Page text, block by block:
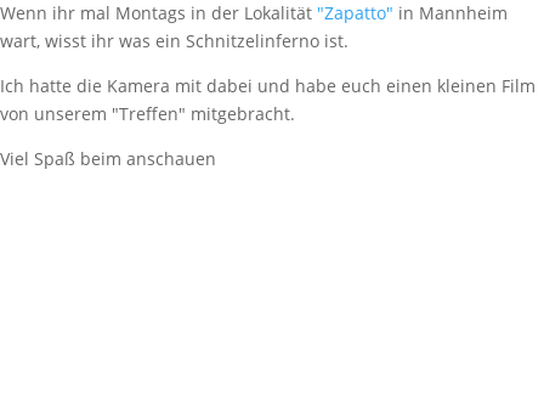
Wenn ihr mal Montags in der Lokalität "Zapatto" in Mannheim
wart, wisst ihr was ein Schnitzelinferno ist.
Ich hatte die Kamera mit dabei und habe euch einen kleinen Film
von unserem "Treffen" mitgebracht.
Viel Spaß beim anschauen